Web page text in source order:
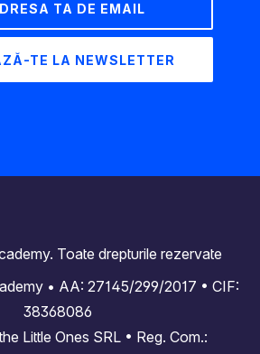
Toate drepturile rezervate
• AA: 27145/299/2017 • CIF:
38368086
Little Ones SRL • Reg. Com.: